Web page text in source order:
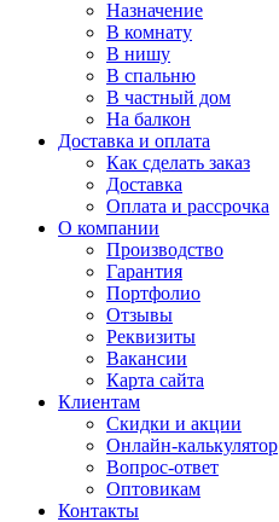
Назначение
В комнату
В нишу
В спальню
В частный дом
На балкон
Доставка и оплата
Как сделать заказ
Доставка
Оплата и рассрочка
О компании
Производство
Гарантия
Портфолио
Отзывы
Реквизиты
Вакансии
Карта сайта
Клиентам
Скидки и акции
Онлайн-калькулятор
Вопрос-ответ
Оптовикам
Контакты